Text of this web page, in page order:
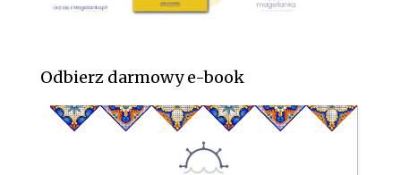
Odbierz darmowy e-book